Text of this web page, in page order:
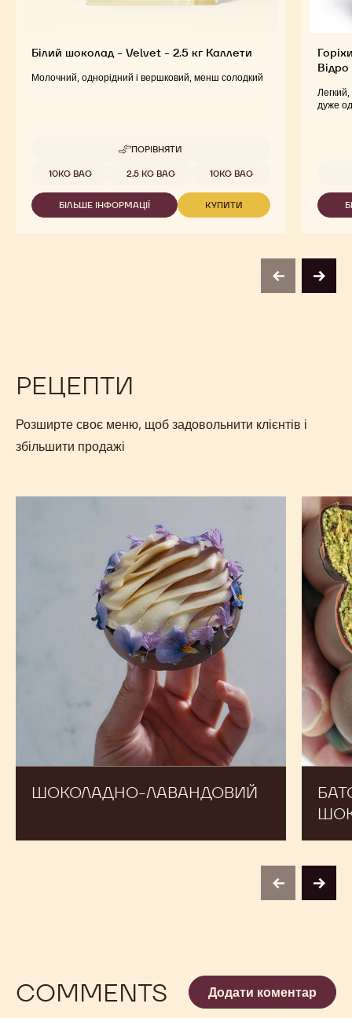
Білий шоколад - Velvet - 2.5 кг Каллети
Молочний, однорідний і вершковий, менш солодкий
ПОРІВНЯТИ
-
БІЛИЙ
-
VELVET
-
Доступна упаковка
10KG BAG 2.5 KG BAG 10KG BAG
БІЛЬШЕ ІНФОРМАЦІЇ
-
КУПИТИ
-
Відро
дуже
previousnext
РЕЦЕПТИ
Розширте своє меню, щоб задовольнити клієнтів і
збільшити продажі
ШОКОЛАДНО-ЛАВАНДОВИЙ
від
Міхала
previousnext
COMMENTS Додати коментар